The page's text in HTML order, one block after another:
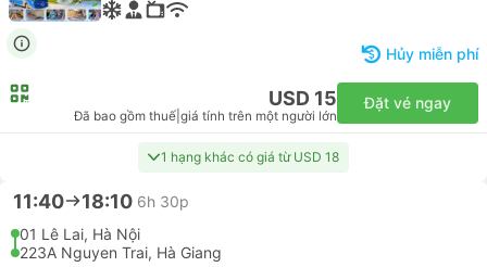
Hủy miễn phí
USD 15
Đã bao gồm thuế giá tính trên một người lớn
Đặt vé ngay
1 hạng khác có giá từ USD 18
11:40 18:10 6h 30p
01 Lê Lai, Hà Nội
223A Nguyen Trai, Hà Giang